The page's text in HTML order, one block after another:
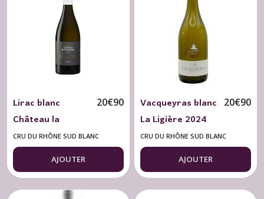
Lirac blanc
Château la
Génestière 2023
Terre de Soie 75
cl.
20€90
CRU DU RHÔNE SUD BLANC
AJOUTER
Vacqueyras blanc
La Ligière 2024
Chemin Blanc 75
cl. Bio
20€90
CRU DU RHÔNE SUD BLANC
AJOUTER